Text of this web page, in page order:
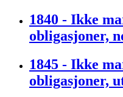
1840 - Ikke
obligasjoner,
1845 - Ikke
obligasjoner,